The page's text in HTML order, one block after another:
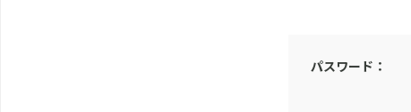
パスワード：